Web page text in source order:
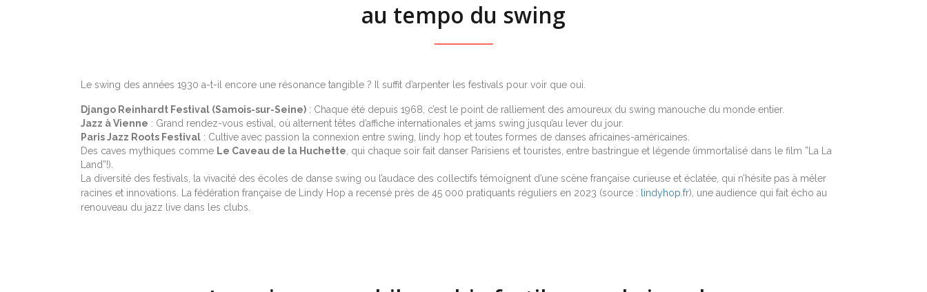
au tempo du swing
Le swing des années 1930 a-t-il encore une résonance tangible ? Il suffit d’arpenter les festivals pour voir que oui.
Django Reinhardt Festival (Samois-sur-Seine) : Chaque été depuis 1968, c’est le point de ralliement des amoureux du swing manouche du monde entier.
Jazz à Vienne : Grand rendez-vous estival, où alternent têtes d’affiche internationales et jams swing jusqu’au lever du jour.
Paris Jazz Roots Festival : Cultive avec passion la connexion entre swing, lindy hop et toutes formes de danses africaines-américaines.
Des caves mythiques comme Le Caveau de la Huchette , qui chaque soir fait danser Parisiens et touristes, entre bastringue et légende (immortalisé dans le film ”La La
Land”!).
La diversité des festivals, la vivacité des écoles de danse swing ou l’audace des collectifs témoignent d’une scène française curieuse et éclatée, qui n’hésite pas à mêler
racines et innovations. La fédération française de Lindy Hop a recensé près de 45 000 pratiquants réguliers en 2023 (source :
lindyhop.fr), une audience qui fait écho au
renouveau du jazz live dans les clubs.